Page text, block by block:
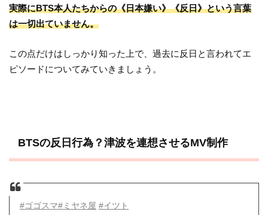
実際にBTS本人たちからの《日本嫌い》《反日》という言葉
は一切出ていません。
この点だけはしっかり知った上で、過去に反日と言われてエ
ピソードについてみていきましょう。
BTSの反日行為？津波を連想させるMV制作
#ゴゴスマ#ミヤネ屋 #イツト